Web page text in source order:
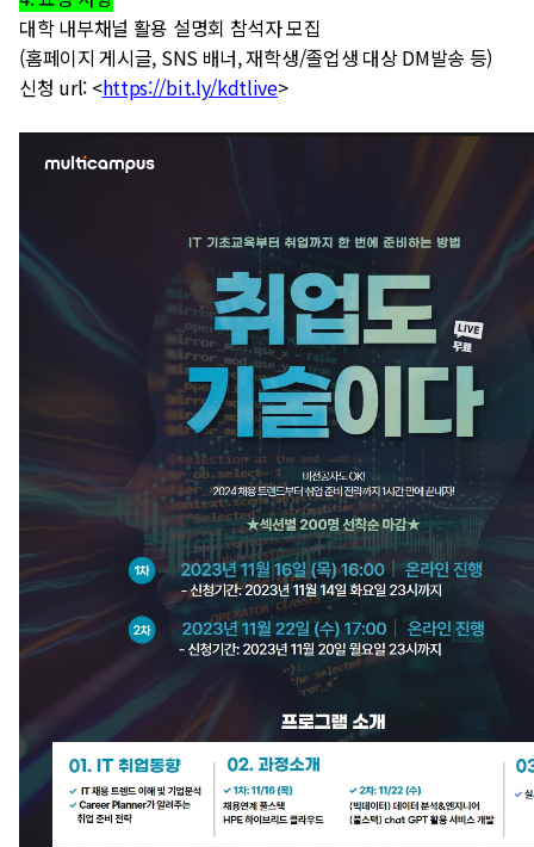
대학 내부채널 활용 설명회 참석자 모집
(홈페이지 게시글, SNS 배너, 재학생/졸업생 대상 DM발송 등)
신청 url: <https://bit.ly/kdtlive>